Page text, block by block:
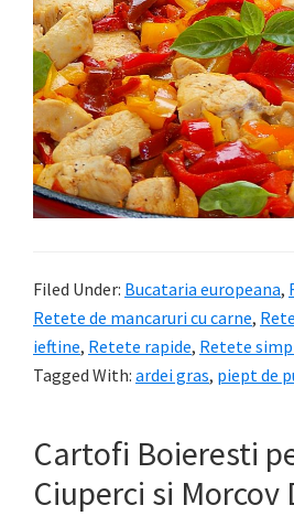
Filed Under: Bucataria europeana,
Retete de mancaruri cu carne,
ieftine, Retete rapide, Retete
Tagged With: ardei gras, piept de
Cartofi Boieresti
Ciuperci si Morcov